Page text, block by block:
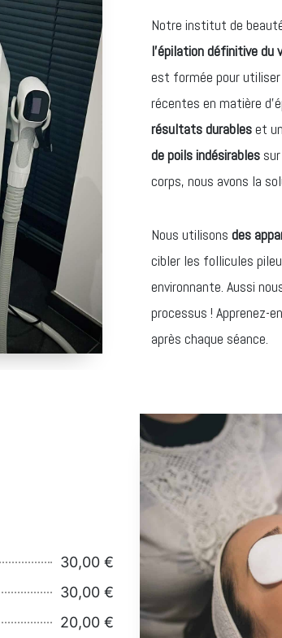
Notre institut de
l’épilation définitive du
est formée pour
récentes en matière
résultats durableset
de poils indésirablessur
corps, nous avons la
Nous utilisons des
cibler les follicules
environnante. Aussi
processus ! Apprenez-
après chaque séance.
30,00 €
30,00 €
20,00 €